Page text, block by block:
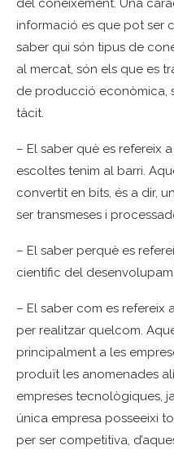
del coneixement. Una
informació es que pot ser
saber qui són tipus de
al mercat, són els que es
de producció econòmica,
tàcit.
– El saber què es refereix
escoltes tenim al barri.
convertit en bits, és a dir,
ser transmeses i
– El saber perquè es
científic del
– El saber com es refereix
per realitzar quelcom.
principalment a les
produït les anomenades
empreses tecnològiques,
única empresa posseeixi
per ser competitiva,